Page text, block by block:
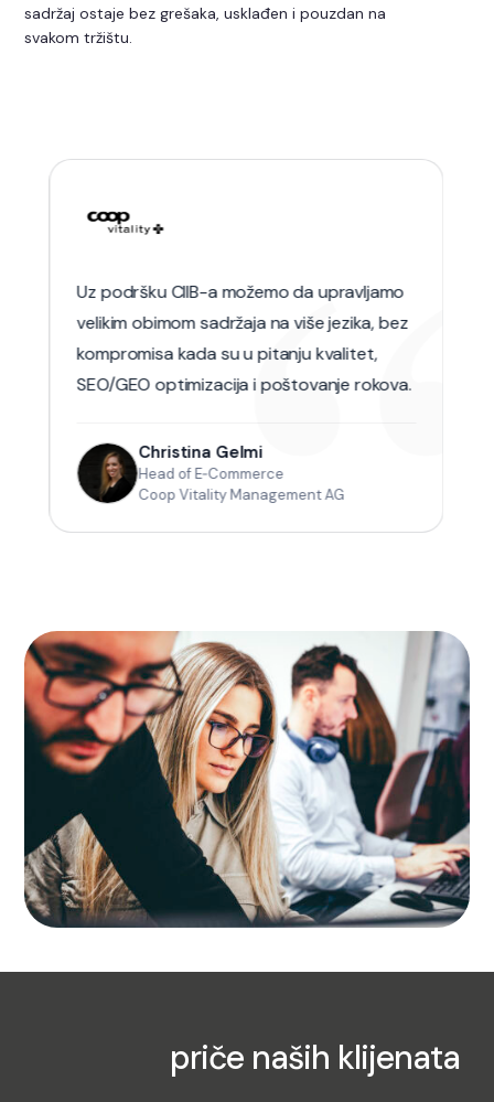
sadržaj ostaje bez grešaka, usklađen i pouzdan na
svakom tržištu.
“
Uz podršku CIIB-a možemo da upravljamo
velikim obimom sadržaja na više jezika, bez
kompromisa kada su u pitanju kvalitet,
SEO/GEO optimizacija i poštovanje rokova.
Christina Gelmi
Head of E‑Commerce
Coop Vitality Management AG
priče naših klijenata